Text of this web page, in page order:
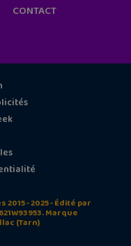
CONTACT
- 2025 - Édité par
Marque
(Tarn)